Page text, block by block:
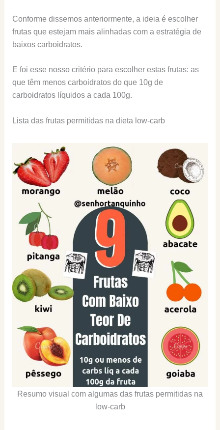
Conforme dissemos anteriormente, a ideia é escolher
frutas que estejam mais alinhadas com a estratégia de
baixos carboidratos.
E foi esse nosso critério para escolher estas frutas: as
que têm menos carboidratos do que 10g de
carboidratos líquidos a cada 100g.
Lista das frutas permitidas na dieta low-carb
Resumo visual com algumas das frutas permitidas na
low-carb